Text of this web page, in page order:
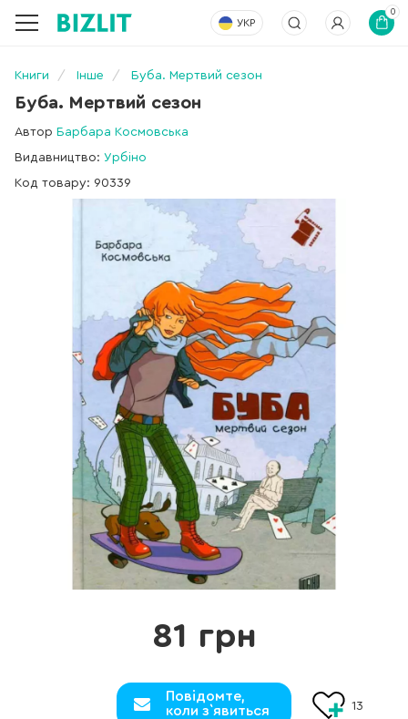
УКР
0
Книги Інше Буба. Мертвий сезон
Буба. Мертвий сезон
Автор Барбара Космовська
Видавництво: Урбіно
Код товару: 90339
81 грн
Повідомте,
коли з`явиться
13